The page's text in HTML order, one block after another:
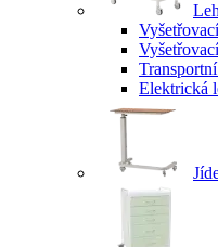
Elektrická